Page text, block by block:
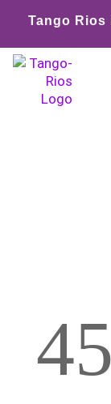
Tango Rios
45